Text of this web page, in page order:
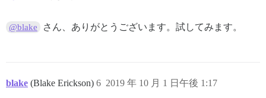
@blake さん、ありがとうございます。試してみます。
blake (Blake Erickson) 2019 年 10 月 1 日午後 1:17
6